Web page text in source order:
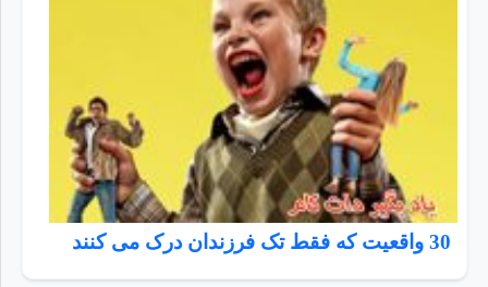
30 واقعیت که فقط تک فرزندان درک می کنند